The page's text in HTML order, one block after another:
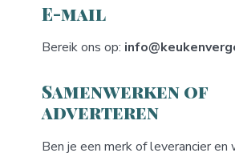
E-mail
Bereik ons op:
Samenwerken of
adverteren
Ben je een merk of leverancier en